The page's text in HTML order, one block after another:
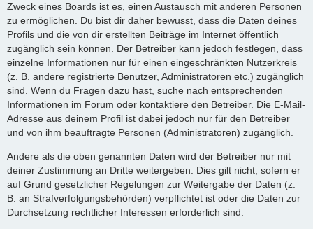
Zweck eines Boards ist es, einen Austausch mit anderen Personen
zu ermöglichen. Du bist dir daher bewusst, dass die Daten deines
Profils und die von dir erstellten Beiträge im Internet öffentlich
zugänglich sein können. Der Betreiber kann jedoch festlegen, dass
einzelne Informationen nur für einen eingeschränkten Nutzerkreis
(z. B. andere registrierte Benutzer, Administratoren etc.) zugänglich
sind. Wenn du Fragen dazu hast, suche nach entsprechenden
Informationen im Forum oder kontaktiere den Betreiber. Die E-Mail-
Adresse aus deinem Profil ist dabei jedoch nur für den Betreiber
und von ihm beauftragte Personen (Administratoren) zugänglich.
Andere als die oben genannten Daten wird der Betreiber nur mit
deiner Zustimmung an Dritte weitergeben. Dies gilt nicht, sofern er
auf Grund gesetzlicher Regelungen zur Weitergabe der Daten (z.
B. an Strafverfolgungsbehörden) verpflichtet ist oder die Daten zur
Durchsetzung rechtlicher Interessen erforderlich sind.